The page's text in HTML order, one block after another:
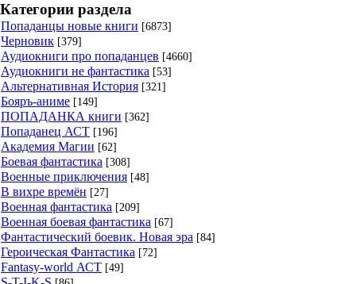
Категории раздела
Попаданцы новые книги [6873]
Черновик [379]
Аудиокниги про попаданцев [4660]
Аудиокниги не фантастика [53]
Альтернативная История [321]
Бояръ-аниме [149]
ПОПАДАНКА книги [362]
Попаданец АСТ [196]
Академия Магии [62]
Боевая фантастика [308]
Военные приключения [48]
В вихре времён [27]
Военная фантастика [209]
Военная боевая фантастика [67]
Фантастический боевик. Новая эра [84]
Героическая Фантастика [72]
Fantasy-world АСТ [49]